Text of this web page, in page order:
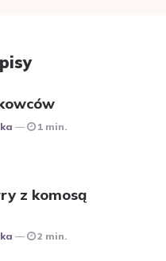
1 min.
z komosą
2 min.